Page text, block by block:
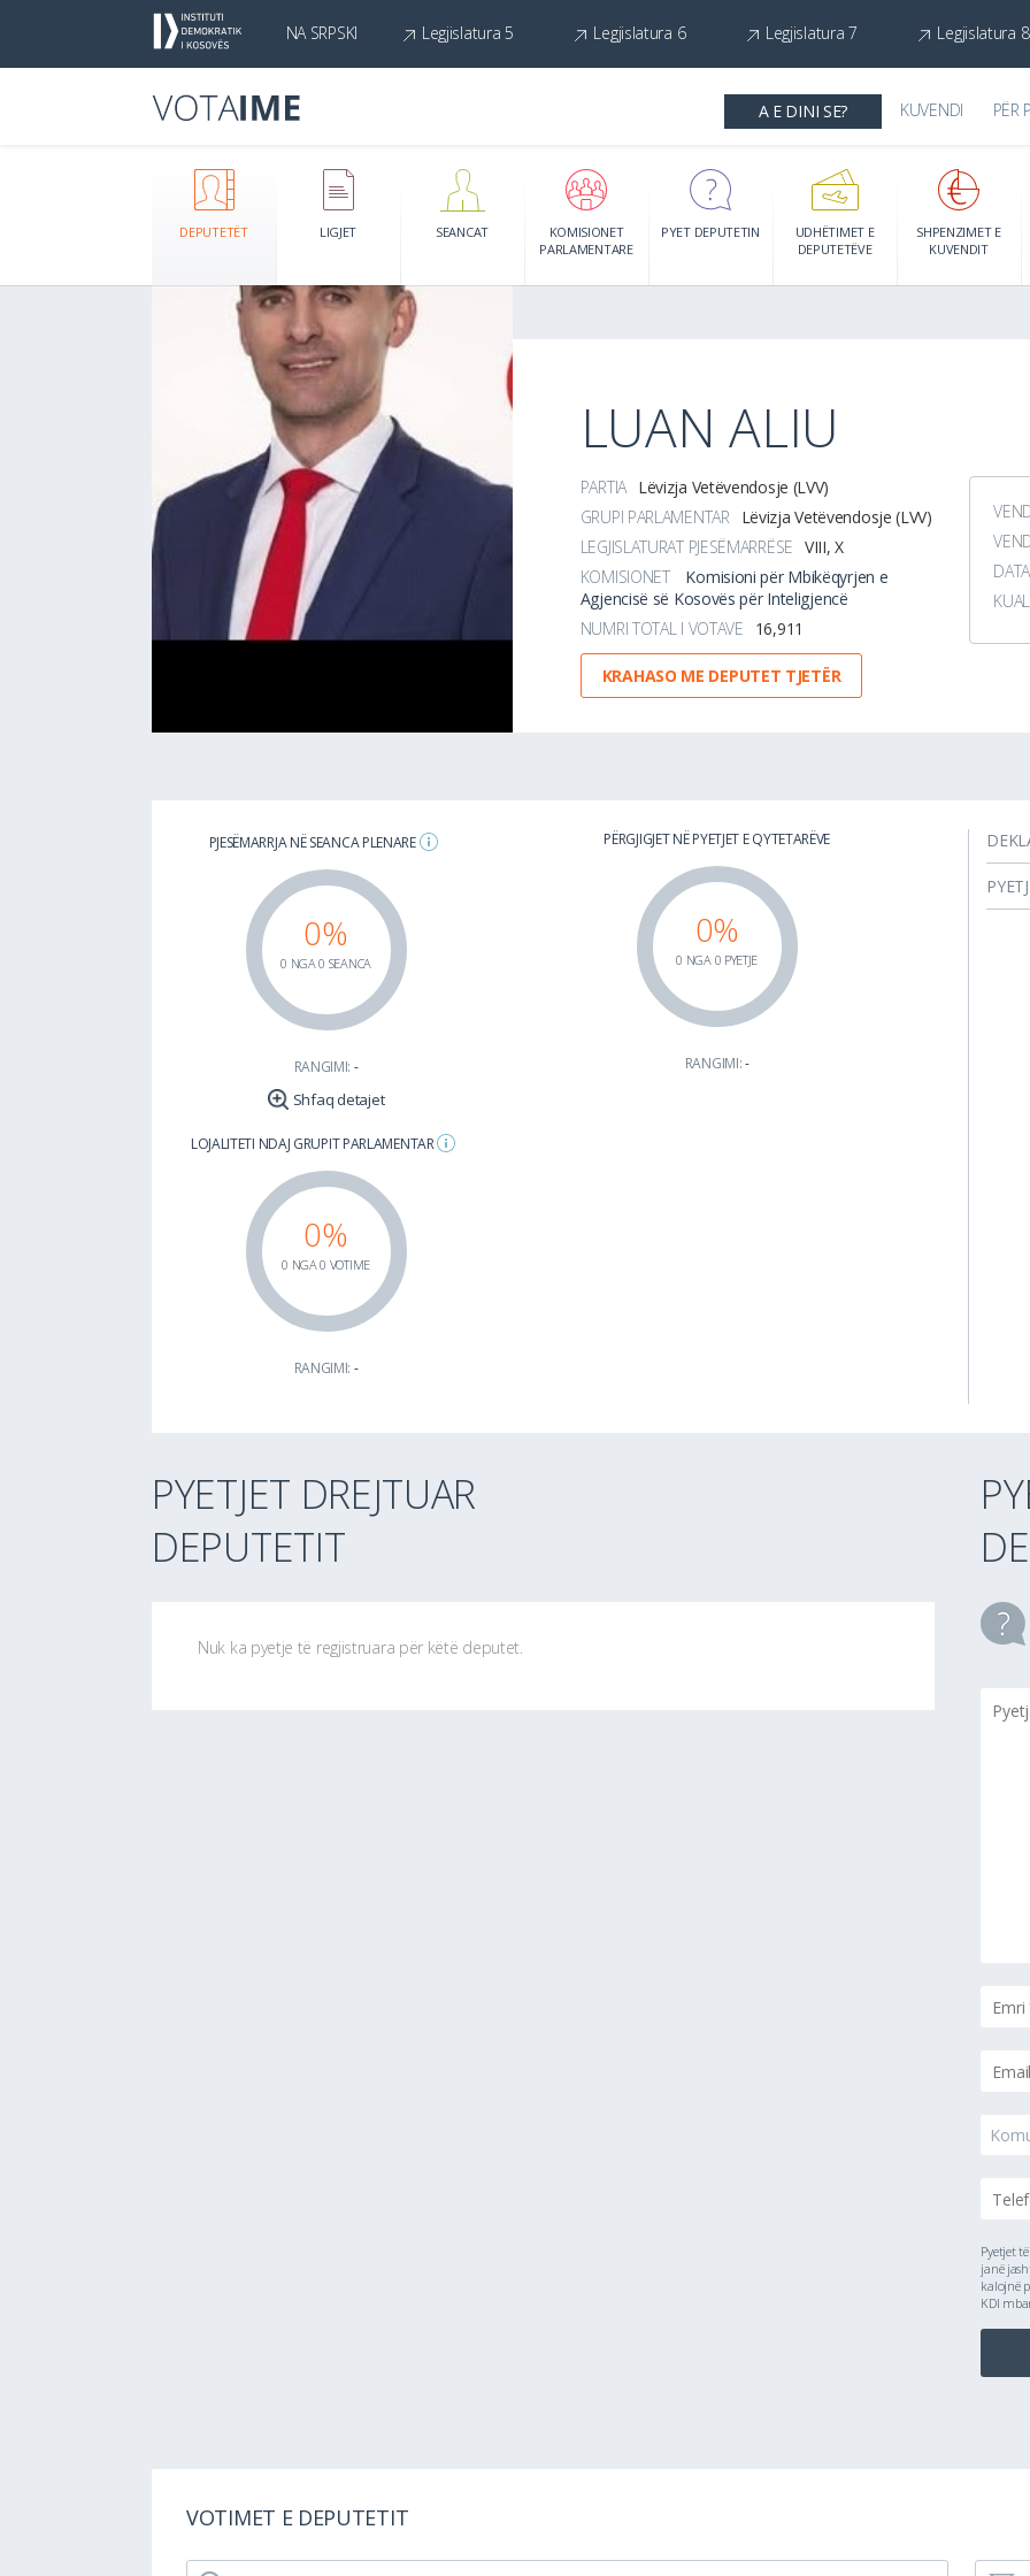
NA SRPSKI Legjislatura 5 Legjislatura 6 Legjislatura 7 Legjislatura 8
A E DINI SE? KUVENDI PËR
DEPUTETËT LIGJET SEANCAT
KOMISIONET
PARLAMENTARE
PYET DEPUTETIN
UDHËTIMET E
DEPUTETËVE
SHPENZIMET E
KUVENDIT
Kthehu te lista e deputetëve
LUAN ALIU
PARTIA Lëvizja Vetëvendosje (LVV)
GRUPI PARLAMENTAR
Lëvizja Vetëvendosje (LVV)
LEGJISLATURAT PJESËMARRËSE VIII, X
KOMISIONET
Komisioni për Mbikëqyrjen e
Agjencisë së Kosovës për Inteligjencë
NUMRI TOTAL I VOTAVE
16,911
KRAHASO ME DEPUTET TJETËR
PJESËMARRJA NË SEANCA PLENARE
0%
0 NGA 0 SEANCA
RANGIMI: -
Shfaq detajet
PËRGJIGJET NË PYETJET E QYTETARËVE
0%
0 NGA 0 PYETJE
RANGIMI:-
LOJALITETI NDAJ GRUPIT PARLAMENTAR
0%
0 NGA 0 VOTIME
RANGIMI: -
PYETJET DREJTUAR
DEPUTETIT
Nuk ka pyetje të regjistruara për këtë deputet.
Pyetjet
janë
kalojnë
KDI
VOTIMET E DEPUTETIT